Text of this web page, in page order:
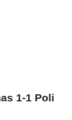
1-1 Poli